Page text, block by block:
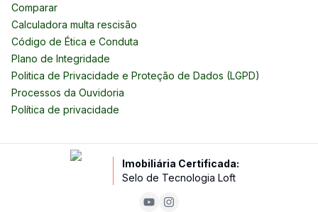
Comparar
Calculadora multa rescisão
Código de Ética e Conduta
Plano de Integridade
Politica de Privacidade e Proteção de Dados (LGPD)
Processos da Ouvidoria
Política de privacidade
Imobiliária Certificada:
Selo de Tecnologia Loft